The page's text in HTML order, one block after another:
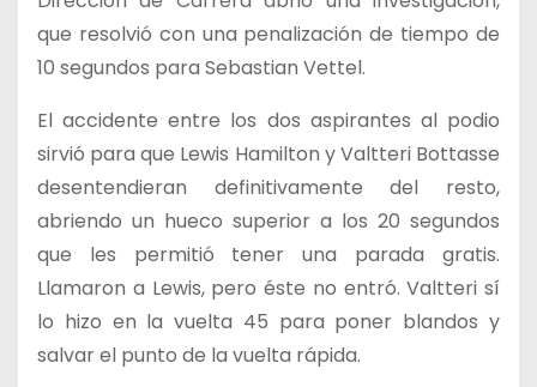
que resolvió con una penalización de tiempo de
10 segundos para Sebastian Vettel.
El accidente entre los dos aspirantes al podio
sirvió para que Lewis Hamilton y Valtteri Bottasse
desentendieran definitivamente del resto,
abriendo un hueco superior a los 20 segundos
que les permitió tener una parada gratis.
Llamaron a Lewis, pero éste no entró. Valtteri sí
lo hizo en la vuelta 45 para poner blandos y
salvar el punto de la vuelta rápida.